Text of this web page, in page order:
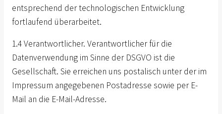
entsprechend der technologischen Entwicklung
fortlaufend überarbeitet.
1.4 Verantwortlicher. Verantwortlicher für die
Datenverwendung im Sinne der DSGVO ist die
Gesellschaft. Sie erreichen uns postalisch unter der im
Impressum angegebenen Postadresse sowie per E-
Mail an die E-Mail-Adresse.